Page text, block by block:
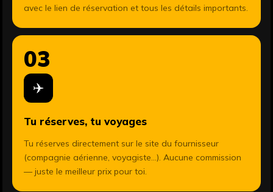
avec le lien de réservation et tous les détails importants.
03
✈️
Tu réserves, tu voyages
Tu réserves directement sur le site du fournisseur
(compagnie aérienne, voyagiste...). Aucune commission
— juste le meilleur prix pour toi.